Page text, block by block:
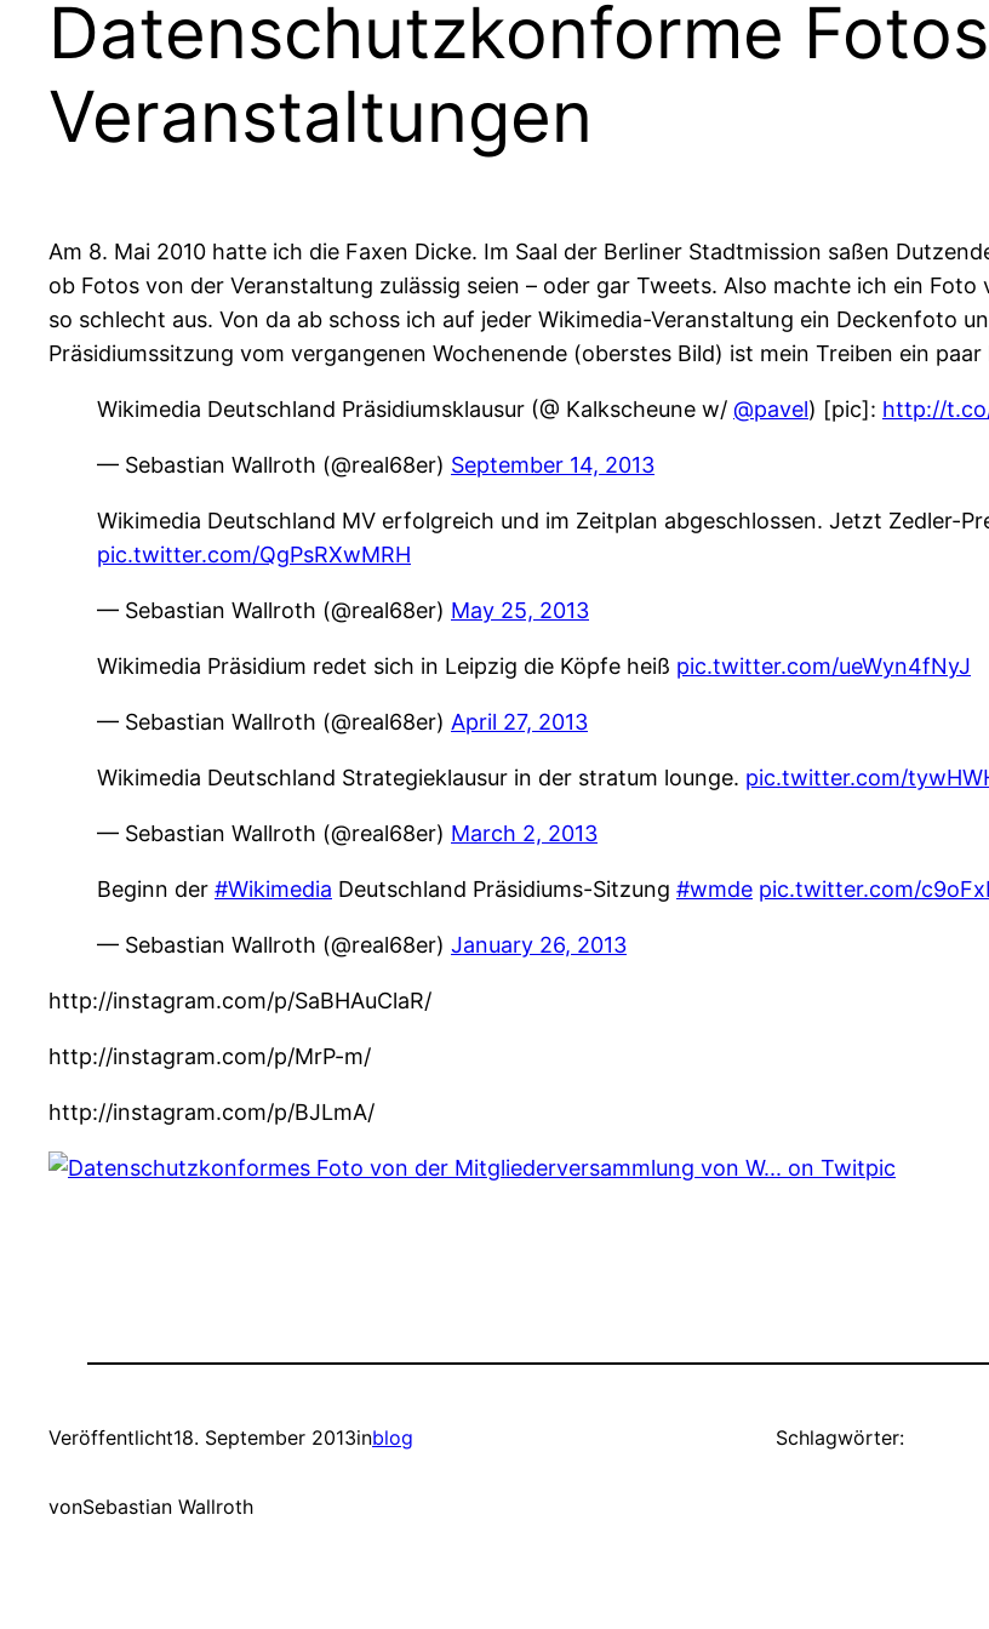
Datenschutzkonforme
Veranstaltungen
Am 8. Mai 2010 hatte ich die Faxen Dicke. Im Saal der Berliner Stadtmission saßen
ob Fotos von der Veranstaltung zulässig seien – oder gar Tweets. Also machte ich ein
so schlecht aus. Von da ab schoss ich auf jeder Wikimedia-Veranstaltung ein Deckenfoto
Präsidiumssitzung vom vergangenen Wochenende (oberstes Bild) ist mein Treiben ein
Wikimedia Deutschland Präsidiumsklausur (@ Kalkscheune w/ @pavel) [pic]: http://
— Sebastian Wallroth (@real68er) September 14, 2013
Wikimedia Deutschland MV erfolgreich und im Zeitplan abgeschlossen. Jetzt Zedler-
pic.twitter.com/QgPsRXwMRH
— Sebastian Wallroth (@real68er) May 25, 2013
Wikimedia Präsidium redet sich in Leipzig die Köpfe heiß pic.twitter.com/ueWyn4fNyJ
— Sebastian Wallroth (@real68er) April 27, 2013
Wikimedia Deutschland Strategieklausur in der stratum lounge. pic.twitter.com/
— Sebastian Wallroth (@real68er) March 2, 2013
Beginn der #Wikimedia Deutschland Präsidiums-Sitzung #wmde pic.twitter.com/
— Sebastian Wallroth (@real68er) January 26, 2013
http://instagram.com/p/SaBHAuClaR/
http://instagram.com/p/MrP-m/
http://instagram.com/p/BJLmA/
Veröffentlicht18. September 2013inblog
vonSebastian Wallroth
Schlagwörter: